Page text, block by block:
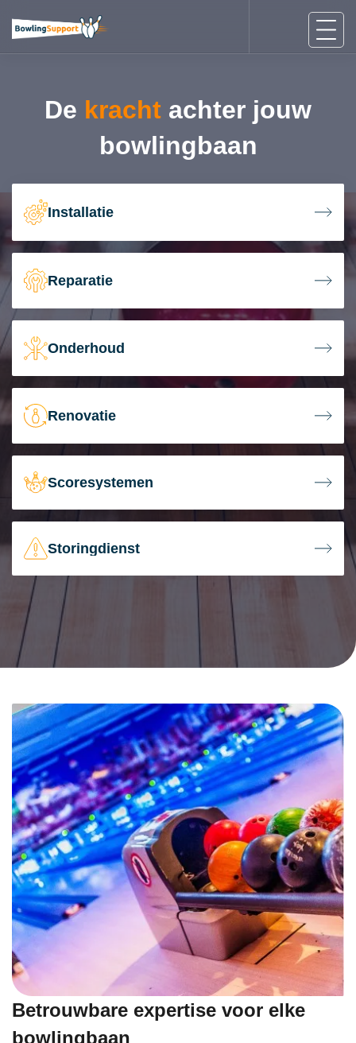
De kracht achter jouw
bowlingbaan
Installatie
Reparatie
Onderhoud
Renovatie
Scoresystemen
Storingdienst
Betrouwbare expertise voor elke
bowlingbaan